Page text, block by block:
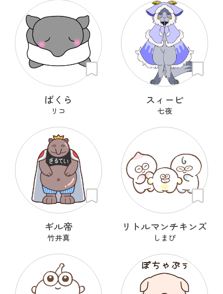
ばくら
リコ
スィーピ
七夜
ギル帝
竹井真
リトルマンチキンズ
しまぴ